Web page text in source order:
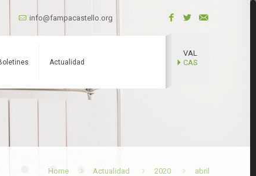
info@fampacastello.org
Actualidad
VAL
CAS
Home Actualidad 2020 abril